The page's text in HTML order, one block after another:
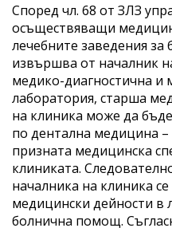
Според чл. 68 от ЗЛЗ
осъществяващи
лечебните заведения
извършва от началник
медико-диагностична и
лаборатория, старша
на клиника може да
по дентална медицина
призната медицинска
клиниката.
началника на клиника
медицински дейности в
болнична помощ.